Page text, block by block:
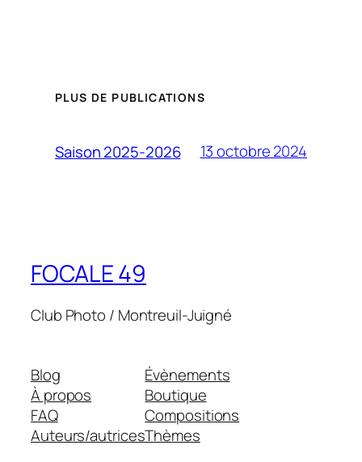
PLUS DE PUBLICATIONS
Saison 2025-2026 13 octobre 2024
FOCALE 49
Club Photo / Montreuil-Juigné
Blog
À propos
FAQ
Auteurs/autrices
Évènements
Boutique
Compositions
Thèmes